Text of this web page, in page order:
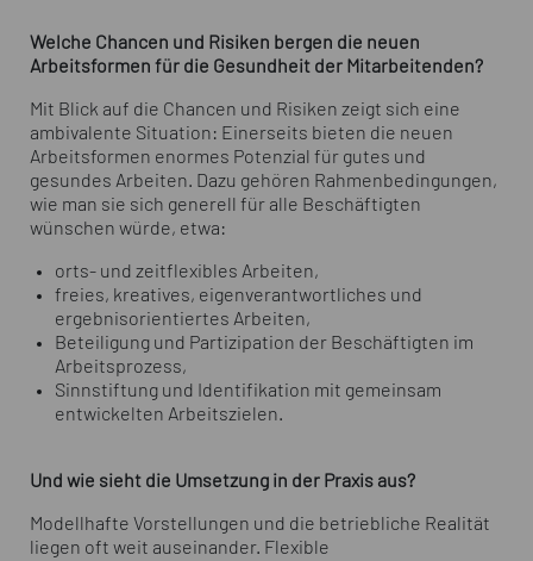
Welche Chancen und Risiken bergen die neuen
Arbeitsformen für die Gesundheit der Mitarbeitenden?
Mit Blick auf die Chancen und Risiken zeigt sich eine
ambivalente Situation: Einerseits bieten die neuen
Arbeitsformen enormes Potenzial für gutes und
gesundes Arbeiten. Dazu gehören Rahmenbedingungen,
wie man sie sich generell für alle Beschäftigten
wünschen würde, etwa:
orts- und zeitflexibles Arbeiten,
freies, kreatives, eigenverantwortliches und
ergebnisorientiertes Arbeiten,
Beteiligung und Partizipation der Beschäftigten im
Arbeitsprozess,
Sinnstiftung und Identifikation mit gemeinsam
entwickelten Arbeitszielen.
Und wie sieht die Umsetzung in der Praxis aus?
Modellhafte Vorstellungen und die betriebliche Realität
liegen oft weit auseinander. Flexible